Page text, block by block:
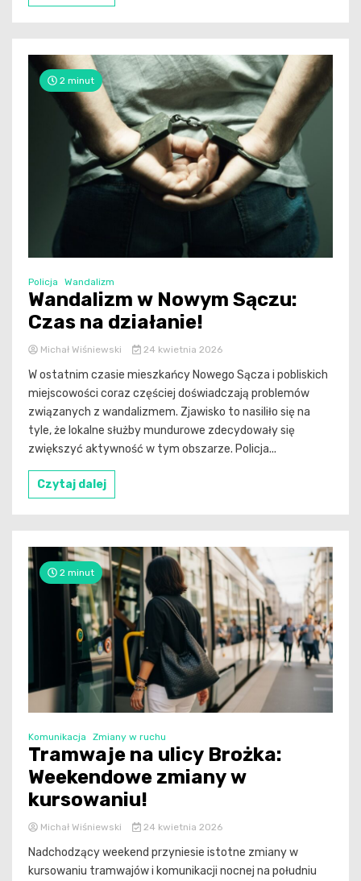
2 minut
Policja Wandalizm
Wandalizm w Nowym Sączu:
Czas na działanie!
Michał Wiśniewski 24 kwietnia 2026
W ostatnim czasie mieszkańcy Nowego Sącza i pobliskich
miejscowości coraz częściej doświadczają problemów
związanych z wandalizmem. Zjawisko to nasiliło się na
tyle, że lokalne służby mundurowe zdecydowały się
zwiększyć aktywność w tym obszarze. Policja...
Czytaj dalej
2 minut
Komunikacja Zmiany w ruchu
Tramwaje na ulicy Brożka:
Weekendowe zmiany w
kursowaniu!
Michał Wiśniewski 24 kwietnia 2026
Nadchodzący weekend przyniesie istotne zmiany w
kursowaniu tramwajów i komunikacji nocnej na południu